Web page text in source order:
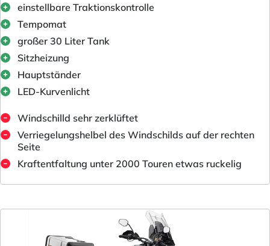
einstellbare Traktionskontrolle
Tempomat
großer 30 Liter Tank
Sitzheizung
Hauptständer
LED-Kurvenlicht
Windschilld sehr zerklüftet
Verriegelungshelbel des Windschilds auf der rechten
Seite
Kraftentfaltung unter 2000 Touren etwas ruckelig